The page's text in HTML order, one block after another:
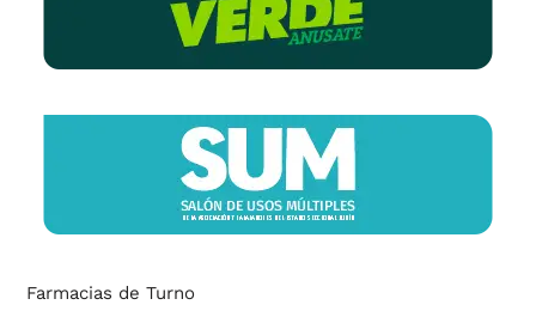
Farmacias de Turno